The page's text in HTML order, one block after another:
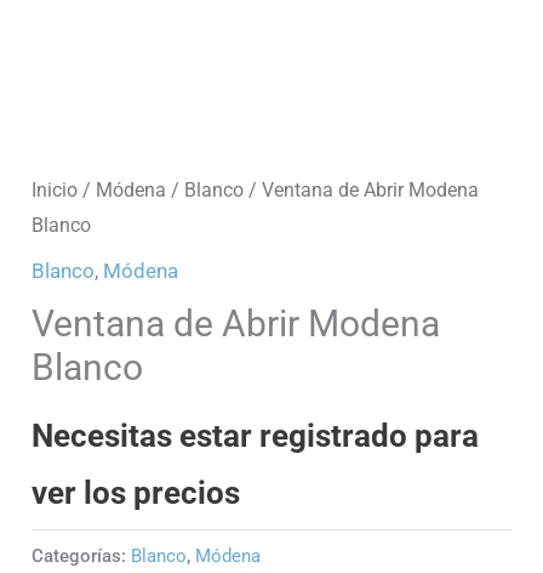
Inicio / Módena / Blanco / Ventana de Abrir Modena
Blanco
Blanco, Módena
Ventana de Abrir Modena
Blanco
Necesitas estar registrado para
ver los precios
Categorías: Blanco, Módena